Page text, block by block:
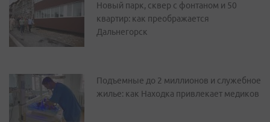
Новый парк, сквер с фонтаном и 50
квартир: как преображается
Дальнегорск
Подъемные до 2 миллионов и служебное
жилье: как Находка привлекает медиков